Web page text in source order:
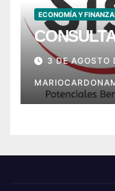
ECONOMÍA Y
3 DE